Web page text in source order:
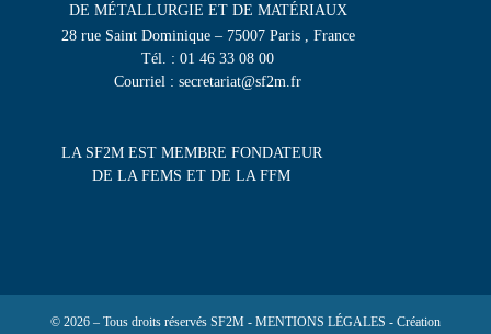
DE MÉTALLURGIE ET DE MATÉRIAUX
28 rue Saint Dominique – 75007 Paris , France
Tél. : 01 46 33 08 00
Courriel : secretariat@sf2m.fr
LA SF2M EST MEMBRE FONDATEUR
DE LA FEMS ET DE LA FFM
© 2026 – Tous droits réservés SF2M - MENTIONS LÉGALES - Création